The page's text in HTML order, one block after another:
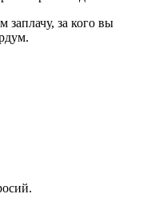
за кого вы